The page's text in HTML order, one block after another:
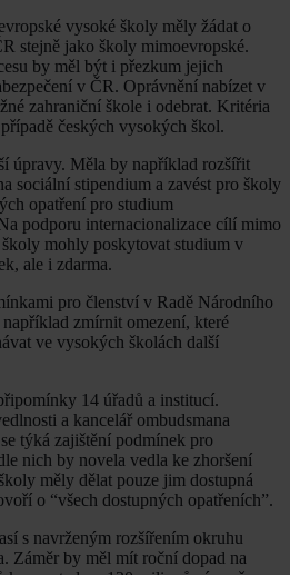
vysoké školy měly žádat o
stejně jako školy mimoevropské.
by měl být i přezkum jejich
v ČR. Oprávnění nabízet v
zahraniční škole i odebrat. Kritéria
českých vysokých škol.
úpravy. Měla by například rozšířit
sociální stipendium a zavést pro školy
opatření pro studium
podporu internacionalizace cílí mimo
mohly poskytovat studium v
ale i zdarma.
pro členství v Radě Národního
zmírnit omezení, které
ve vysokých školách další
14 úřadů a institucí.
a kancelář ombudsmana
týká zajištění podmínek pro
nich by novela vedla ke zhoršení
měly dělat pouze jim dostupná
o “všech dostupných opatřeních”.
s navrženým rozšířením okruhu
Záměr by měl mít roční dopad na